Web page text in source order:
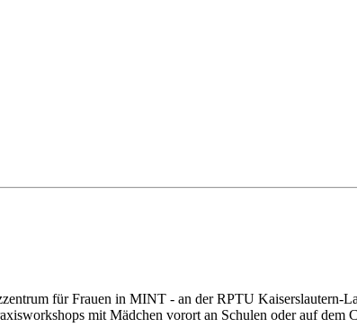
für Frauen in MINT - an der RPTU Kaiserslautern-
mit Mädchen vorort an Schulen oder auf dem